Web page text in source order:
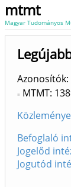
mtmt
Magyar Tudományos
Azonosítók
MTMT:
Befoglaló
Jogelőd
Jogutód